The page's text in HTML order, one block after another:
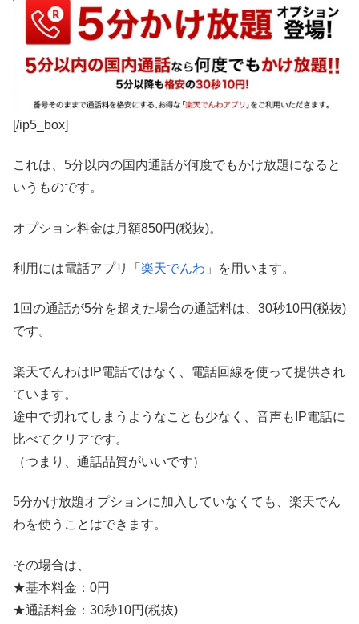
[/ip5_box]
これは、5分以内の国内通話が何度でもかけ放題になると
いうものです。
オプション料金は月額850円(税抜)。
利用には電話アプリ「 楽天でんわ 」を用います。
1回の通話が5分を超えた場合の通話料は、30秒10円(税抜)
です。
楽天でんわはIP電話ではなく、電話回線を使って提供され
ています。
途中で切れてしまうようなことも少なく、音声もIP電話に
比べてクリアです。
（つまり、通話品質がいいです）
5分かけ放題オプションに加入していなくても、楽天でん
わを使うことはできます。
その場合は、
★基本料金：0円
★通話料金：30秒10円(税抜)